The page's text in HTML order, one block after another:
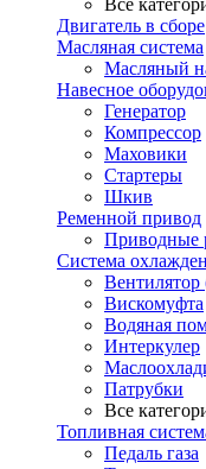
Все
Двигатель в сборе
Масляная система
Масляный
Навесное
Генератор
Компрессор
Маховики
Стартеры
Шкив
Ременной привод
Приводные
Система
Вентилятор
Вискомуфта
Водяная
Интеркулер
Патрубки
Все
Топливная
Педаль газа